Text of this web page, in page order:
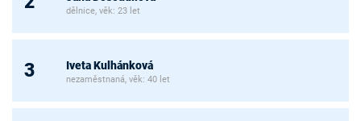
dělnice, věk: 23 let
3 Iveta Kulhánková
nezaměstnaná, věk: 40 let